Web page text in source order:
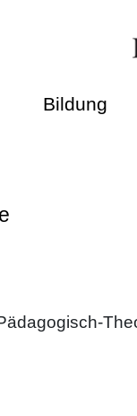
Bildung